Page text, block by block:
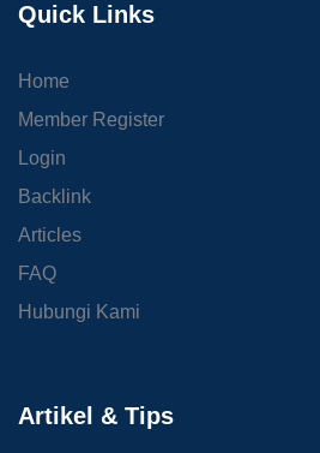
Quick Links
Home
Member Register
Login
Backlink
Articles
FAQ
Hubungi Kami
Artikel & Tips